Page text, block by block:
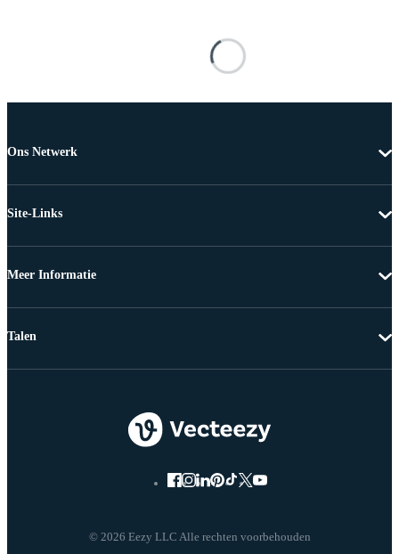
Ons Netwerk
Site-Links
Meer Informatie
© 2026 Eezy LLC Alle rechten voorbehouden
Talen